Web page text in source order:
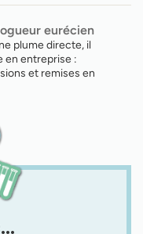
eurécien
plume directe, il
en entreprise :
et remises en